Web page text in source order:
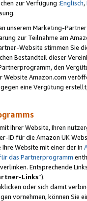
zur Verfügung :Englisch,
unserem Marketing-
zur Teilnahme am
Website stimmen Sie
Bestandteil dieser
den
Amazon.com
eine Vergütung
Ihrer Website, Ihren
ID für die Amazon UK
Ihre Website mit einer der in
das Partnerprogramm
Entsprechende
Links“).
oder sich damit
vornehmen, können Sie